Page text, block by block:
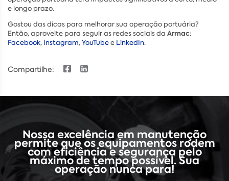
e longo prazo.
Gostou das dicas para melhorar sua operação portuária?
Então, aproveite para seguir as redes sociais da Armac:
Facebook, Instagram,YouTubee LinkedIn.
Compartilhe:
Nossa excelência em manutenção
permite que os equipamentos rodem
com eficiência e segurança pelo
máximo de tempo possível. Sua
operação nunca para!